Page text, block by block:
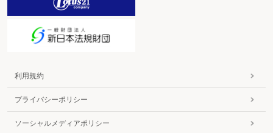
利用規約
プライバシーポリシー
ソーシャルメディアポリシー